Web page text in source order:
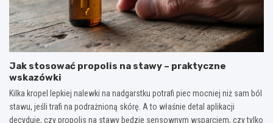
Jak stosować propolis na stawy – praktyczne
wskazówki
Kilka kropel lepkiej nalewki na nadgarstku potrafi piec mocniej niż sam ból
stawu, jeśli trafi na podrażnioną skórę. A to właśnie detal aplikacji
decyduje, czy propolis na stawy będzie sensownym wsparciem, czy tylko